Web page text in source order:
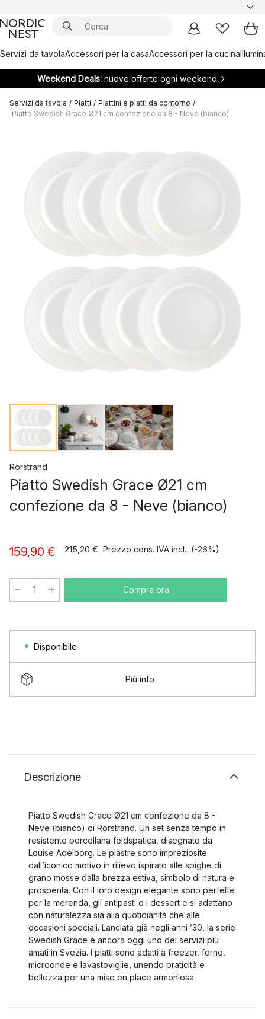
Servizi da tavolaAccessori per la casaAccessori per la cucina
Weekend Deals: nuove offerte ogni weekend
Servizi da tavola / Piatti / Piattini e piatti da contorno /
Piatto Swedish Grace Ø21 cm confezione da 8 - Neve (bianco)
Rörstrand
Piatto Swedish Grace Ø21 cm
confezione da 8 - Neve (bianco)
159,90 € 215,20 € Prezzo cons. IVA incl. (-26%)
Compra ora
Disponibile
Più info
Descrizione
Piatto Swedish Grace Ø21 cm confezione da 8 -
Neve (bianco) di Rörstrand. Un set senza tempo in
resistente porcellana feldspatica, disegnato da
Louise Adelborg. Le piastre sono impreziosite
dall’iconico motivo in rilievo ispirato alle spighe di
grano mosse dalla brezza estiva, simbolo di natura e
prosperità. Con il loro design elegante sono perfette
per la merenda, gli antipasti o i dessert e si adattano
con naturalezza sia alla quotidianità che alle
occasioni speciali. Lanciata già negli anni ’30, la serie
Swedish Grace è ancora oggi uno dei servizi più
amati in Svezia. I piatti sono adatti a freezer, forno,
microonde e lavastoviglie, unendo praticità e
bellezza per una mise en place armoniosa.